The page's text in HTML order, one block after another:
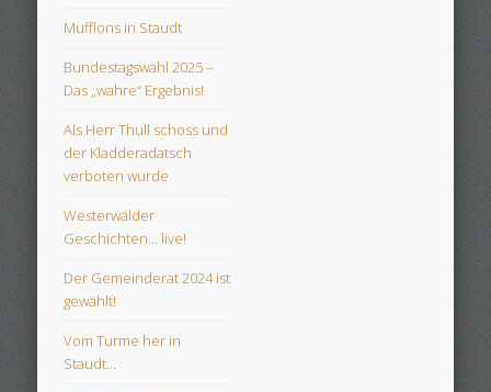
Mufflons in Staudt
Bundestagswahl 2025 –
Das „wahre“ Ergebnis!
Als Herr Thull schoss und
der Kladderadatsch
verboten wurde
Westerwälder
Geschichten… live!
Der Gemeinderat 2024 ist
gewählt!
Vom Turme her in
Staudt…